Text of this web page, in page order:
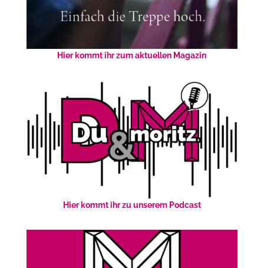
Hier kommt ihr zum aktuellen Magazin
Hier kommt ihr zu unserem Podcast